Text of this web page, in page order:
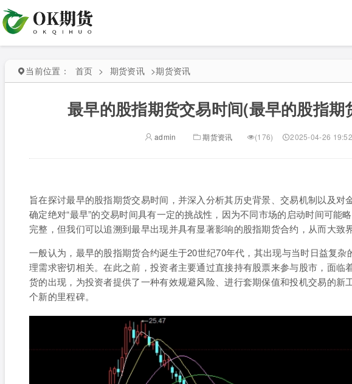
当前位置： 首页 > 期货资讯 >期货资讯
最早的股指期货交易时间(最早的股指期
admin 期货资讯 (176) 2025-04-26
旨在探讨最早的股指期货交易时间，并深入分析其历史背景、交易机制以及对
确定绝对“最早”的交易时间具有一定的挑战性，因为不同市场的启动时间可能
完整，但我们可以追溯到最早出现并具有显著影响的股指期货合约，从而大致
一般认为，最早的股指期货合约诞生于20世纪70年代，其出现与当时日益复杂
理需求密切相关。在此之前，投资者主要通过直接持有股票来参与股市，面临
货的出现，为投资者提供了一种有效规避风险、进行套期保值和投机交易的新
个新的里程碑。